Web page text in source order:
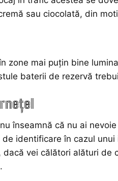
sau ciocolată, din
zone mai puțin bine
baterii de rezervă
înseamnă că nu ai
identificare în cazul
vei călători alături